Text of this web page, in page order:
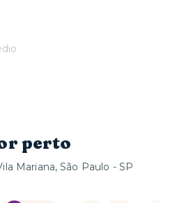
perto
Mariana, São Paulo - SP